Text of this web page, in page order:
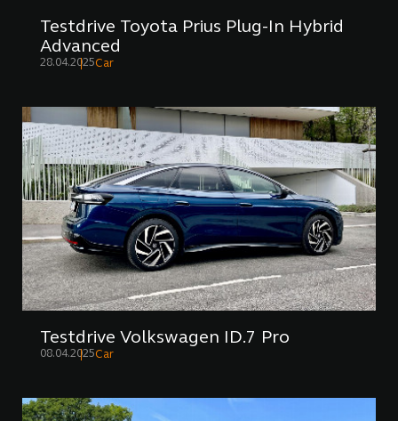
Testdrive Toyota Prius Plug-In Hybrid
Advanced
28.04.2025Car
Testdrive Volkswagen ID.7 Pro
08.04.2025Car